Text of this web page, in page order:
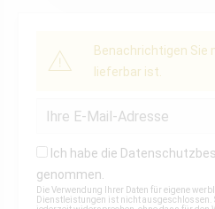
Benachrichtigen Sie
lieferbar ist.
Ich habe die
genommen.
Die Verwendung Ihrer Daten für eigene
Dienstleistungen ist nicht ausgeschlossen.